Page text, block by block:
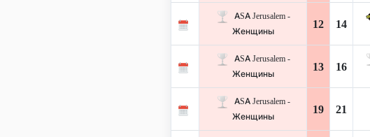
ASA Jerusalem -
Женщины
12 14
ASA Jerusalem -
Женщины
13 16
ASA Jerusalem -
Женщины
19 21